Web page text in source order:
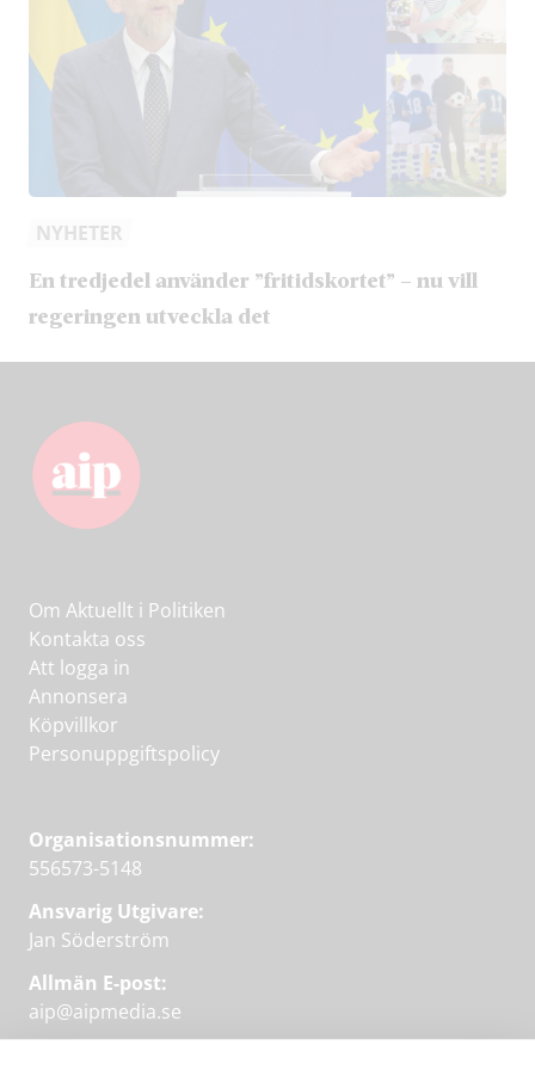
NYHETER
En tredjedel använder ”fritidskortet” – nu vill
regeringen utveckla det
Om Aktuellt i Politiken
Kontakta oss
Att logga in
Annonsera
Köpvillkor
Personuppgiftspolicy
Organisationsnummer:
556573-5148
Ansvarig Utgivare:
Jan Söderström
Allmän E-post:
aip@aipmedia.se